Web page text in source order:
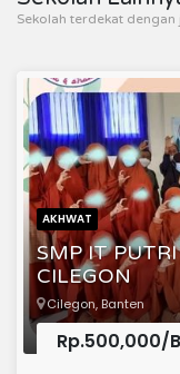
Sekolah terdekat dengan
AKHWAT
SMP IT
CILEGON
Cilegon, Banten
Rp.500,000/